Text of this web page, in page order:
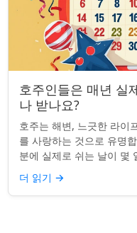
호주인들은 매년 실
나 받나요?
호주는 해변, 느긋한 라이
를 사랑하는 것으로 유명
분에 실제로 쉬는 날이 몇
질문처럼 들리지만, 답은
수 있습니다. 거주...
더 읽기 →